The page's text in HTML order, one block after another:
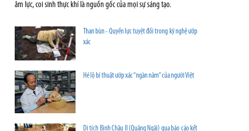
âm lực, coi sinh thực khí là nguồn gốc của mọi sự sáng tạo.
Than bùn - Quyền lực tuyệt đối trong kỹ nghệ ướp
xác
Hé lộ bí thuật ướp xác “ngàn năm” của người Việt
Di tích Bình Châu II (Quảng Ngãi) qua báo cáo kết